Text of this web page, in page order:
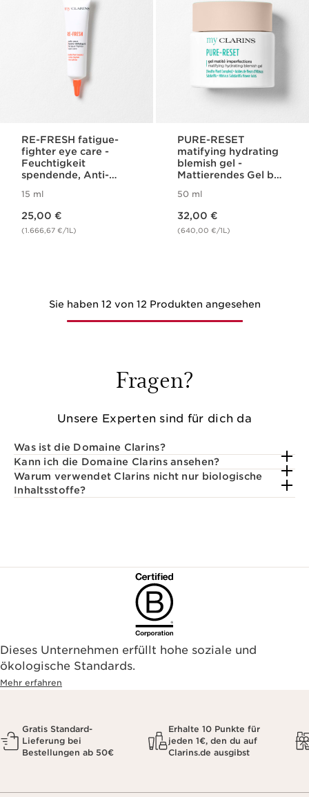
RE-FRESH fatigue-
fighter eye care -
Feuchtigkeit
spendende, Anti-
Augenpflege
15 ml
25,00 €
(1.666,67 €/1L)
PURE-RESET
matifying hydrating
blemish gel -
Mattierendes Gel bei
Gesicht
50 ml
32,00 €
(640,00 €/1L)
Sie haben 12 von 12 Produkten angesehen
Fragen?
Unsere Experten sind für dich da
Was ist die Domaine Clarins?
Kann ich die Domaine Clarins ansehen?
Warum verwendet Clarins nicht nur biologische
Inhaltsstoffe?
Dieses Unternehmen erfüllt hohe soziale und
ökologische Standards.
Mehr erfahren
Gratis Standard-
Lieferung bei
Bestellungen ab 50€
Erhalte 10 Punkte für
jeden 1€, den du auf
Clarins.de ausgibst